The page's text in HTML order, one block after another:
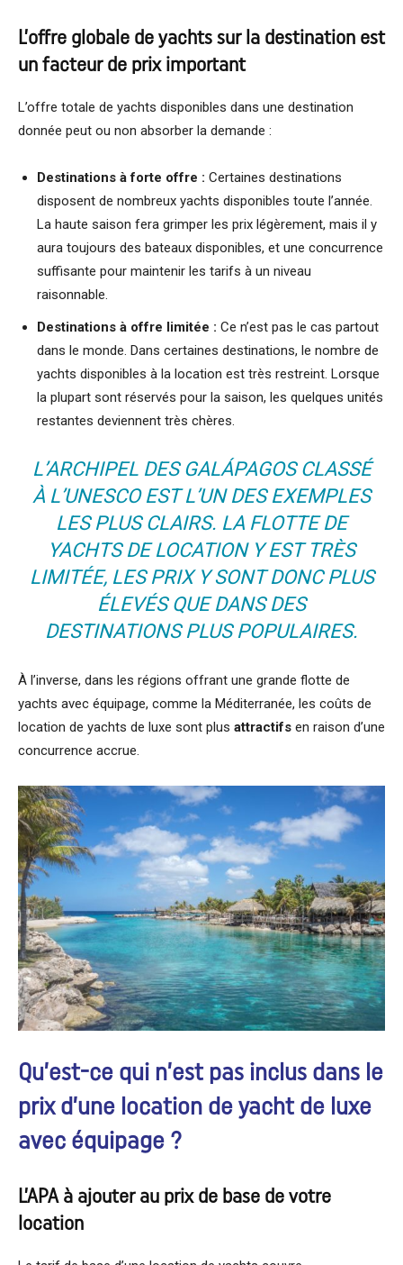
L’offre globale de yachts sur la destination est
un facteur de prix important
L’offre totale de yachts disponibles dans une destination
donnée peut ou non absorber la demande :
Destinations à forte offre : Certaines destinations
disposent de nombreux yachts disponibles toute l’année.
La haute saison fera grimper les prix légèrement, mais il y
aura toujours des bateaux disponibles, et une concurrence
suffisante pour maintenir les tarifs à un niveau
raisonnable.
Destinations à offre limitée : Ce n’est pas le cas partout
dans le monde. Dans certaines destinations, le nombre de
yachts disponibles à la location est très restreint. Lorsque
la plupart sont réservés pour la saison, les quelques unités
restantes deviennent très chères.
L’ARCHIPEL DES GALÁPAGOS CLASSÉ
À L’UNESCOEST L’UN DES EXEMPLES
LES PLUS CLAIRS. LA FLOTTE DE
YACHTS DE LOCATION Y EST TRÈS
LIMITÉE, LES PRIX Y SONT DONC PLUS
ÉLEVÉS QUE DANS DES
DESTINATIONS PLUS POPULAIRES.
À l’inverse, dans les régions offrant une grande flotte de
yachts avec équipage, comme la Méditerranée, les coûts de
location de yachts de luxe sont plus attractifs en raison d’une
concurrence accrue.
Qu’est-ce qui n’est pas inclus dans le
prix d’une location de yacht de luxe
avec équipage ?
L’APA à ajouter au prix de base de votre
location